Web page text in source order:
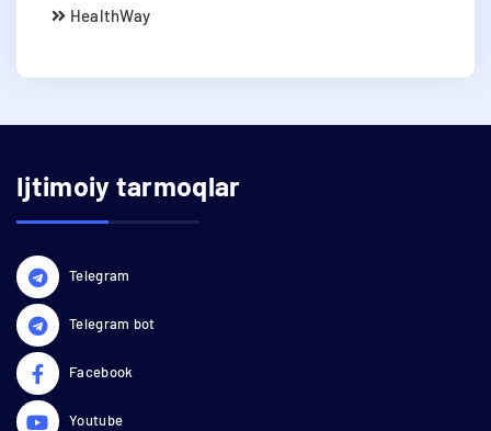
HealthWay
Ijtimoiy tarmoqlar
Telegram
Telegram bot
Facebook
Youtube